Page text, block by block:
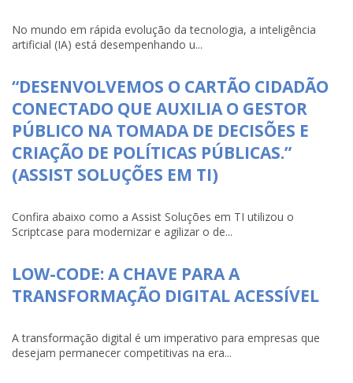
No mundo em rápida evolução da tecnologia, a inteligência
artificial (IA) está desempenhando u...
“DESENVOLVEMOS O CARTÃO CIDADÃO
CONECTADO QUE AUXILIA O GESTOR
PÚBLICO NA TOMADA DE DECISÕES E
CRIAÇÃO DE POLÍTICAS PÚBLICAS.”
(ASSIST SOLUÇÕES EM TI)
Confira abaixo como a Assist Soluções em TI utilizou o
Scriptcase para modernizar e agilizar o de...
LOW-CODE: A CHAVE PARA A
TRANSFORMAÇÃO DIGITAL ACESSÍVEL
A transformação digital é um imperativo para empresas que
desejam permanecer competitivas na era...